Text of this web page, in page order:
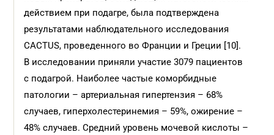
действием при подагре, была подтверждена
результатами наблюдательного исследования
CACTUS, проведенного во Франции и Греции [10].
В исследовании приняли участие 3079 пациентов
с подагрой. Наиболее частые коморбидные
патологии – артериальная гипертензия – 68%
случаев, гиперхолестеринемия – 59%, ожирение –
48% случаев. Средний уровень мочевой кислоты –